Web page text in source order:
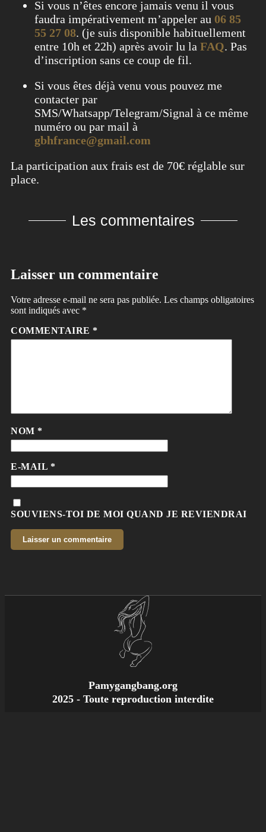
Si vous n’êtes encore jamais venu il vous
faudra impérativement m’appeler au 06 85
55 27 08. (je suis disponible habituellement
entre 10h et 22h) après avoir lu la FAQ. Pas
d’inscription sans ce coup de fil.
Si vous êtes déjà venu vous pouvez me
contacter par
SMS/Whatsapp/Telegram/Signal à ce même
numéro ou par mail à
gbhfrance@gmail.com
La participation aux frais est de 70€ réglable sur
place.
Les commentaires
Laisser un commentaire
Votre adresse e-mail ne sera pas publiée. Les champs obligatoires
sont indiqués avec *
COMMENTAIRE *
NOM *
E-MAIL *
SOUVIENS-TOI DE MOI QUAND JE REVIENDRAI
Pamygangbang.org
2025 - Toute reproduction interdite